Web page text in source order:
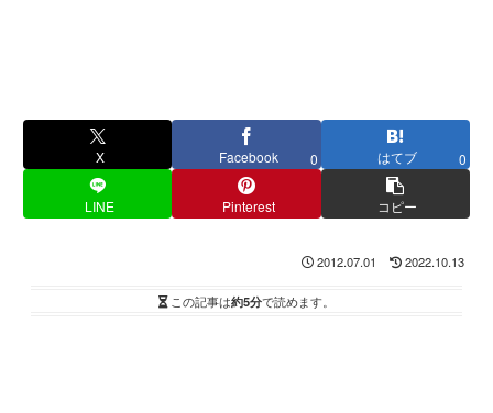
X Facebook 0 はてブ 0
LINE Pinterest コピー
2012.07.01 2022.10.13
この記事は約5分で読めます。